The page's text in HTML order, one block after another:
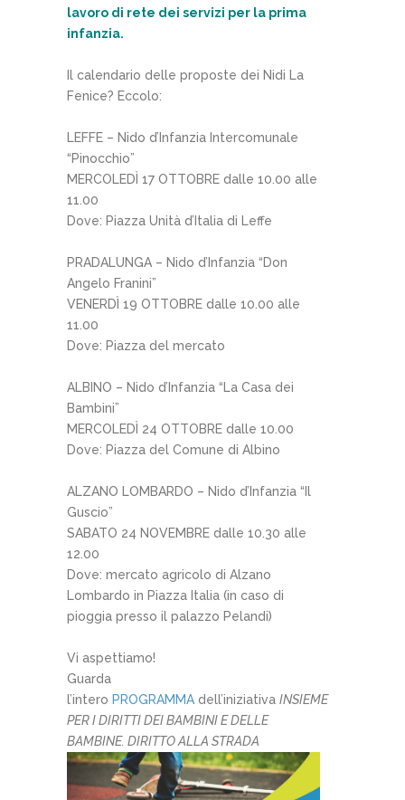
lavoro di rete dei servizi per la prima
infanzia.
Il calendario delle proposte dei Nidi La
Fenice? Eccolo:
LEFFE – Nido d’Infanzia Intercomunale
“Pinocchio”
MERCOLEDÌ 17 OTTOBRE dalle 10.00 alle
11.00
Dove: Piazza Unità d’Italia di Leffe
PRADALUNGA – Nido d’Infanzia “Don
Angelo Franini”
VENERDÌ 19 OTTOBRE dalle 10.00 alle
11.00
Dove: Piazza del mercato
ALBINO – Nido d’Infanzia “La Casa dei
Bambini”
MERCOLEDÌ 24 OTTOBRE dalle 10.00
Dove: Piazza del Comune di Albino
ALZANO LOMBARDO – Nido d’Infanzia “Il
Guscio”
SABATO 24 NOVEMBRE dalle 10.30 alle
12.00
Dove: mercato agricolo di Alzano
Lombardo in Piazza Italia (in caso di
pioggia presso il palazzo Pelandi)
Vi aspettiamo!
Guarda
l’intero PROGRAMMA dell’iniziativa INSIEME
PER I DIRITTI DEI BAMBINI E DELLE
BAMBINE. DIRITTO ALLA STRADA